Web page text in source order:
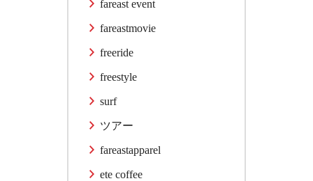
fareast event
fareastmovie
freeride
freestyle
surf
ツアー
fareastapparel
ete coffee